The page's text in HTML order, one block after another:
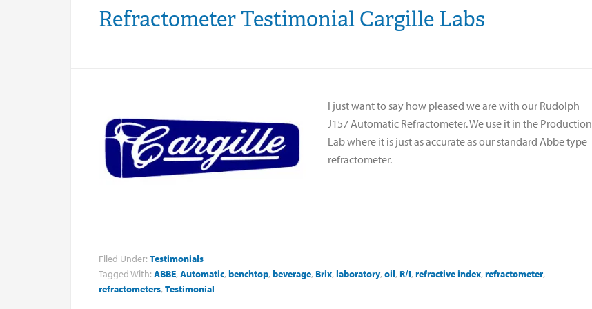
Refractometer Testimonial Cargille Labs
I just want to say how pleased we are with our Rudolph
J157 Automatic Refractometer. We use it in the Production
Lab where it is just as accurate as our standard Abbe type
refractometer.
Filed Under: Testimonials
Tagged With: ABBE, Automatic, benchtop, beverage, Brix, laboratory, oil, R/I, refractive index, refractometer,
refractometers, Testimonial